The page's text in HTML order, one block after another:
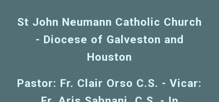
St John Neumann Catholic Church
- Diocese of Galveston and
Houston
Pastor: Fr. Clair Orso C.S. - Vicar: